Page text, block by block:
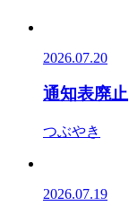
2026.07.20
通知表廃止
つぶやき
2026.07.19